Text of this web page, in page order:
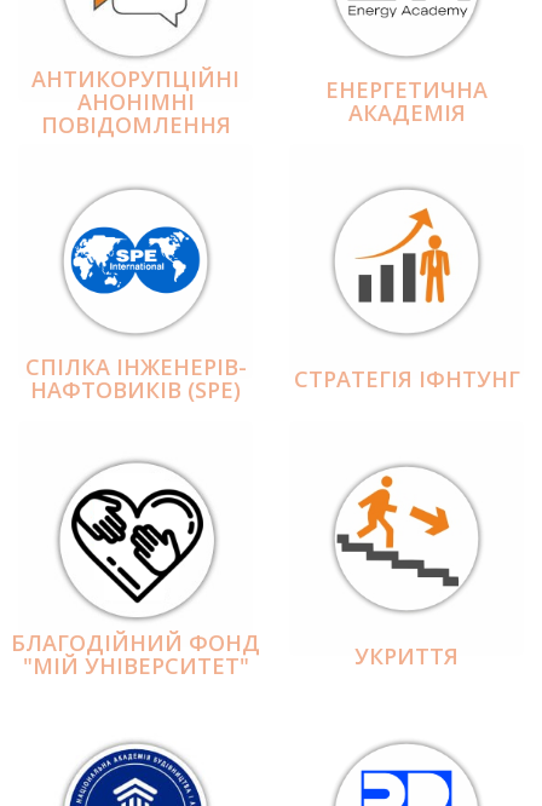
АНТИКОРУПЦІЙНІ
АНОНІМНІ
ПОВІДОМЛЕННЯ
ЕНЕРГЕТИЧНА
АКАДЕМІЯ
СПІЛКА ІНЖЕНЕРІВ-
НАФТОВИКІВ (SPE) СТРАТЕГІЯ ІФНТУНГ
БЛАГОДІЙНИЙ ФОНД
"МІЙ УНІВЕРСИТЕТ" УКРИТТЯ